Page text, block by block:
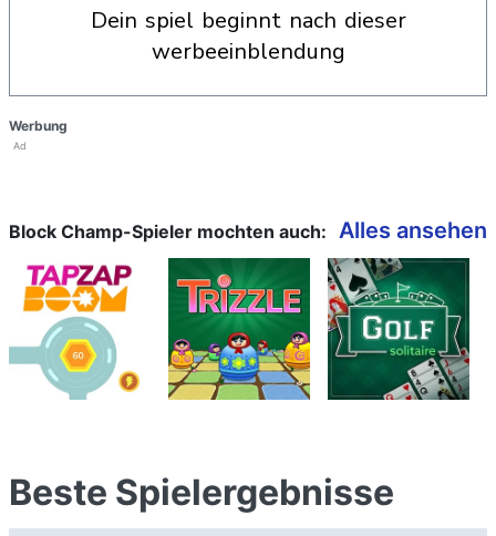
dein spiel beginnt nach dieser
werbeeinblendung
Werbung
Ad
Block Champ-Spieler mochten auch: Alles ansehen
Beste Spielergebnisse